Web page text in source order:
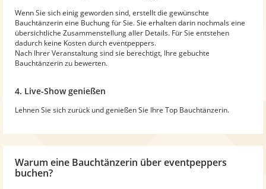
Wenn Sie sich einig geworden sind, erstellt die gewünschte
Bauchtänzerin eine Buchung für Sie. Sie erhalten darin nochmals eine
übersichtliche Zusammenstellung aller Details. Für Sie entstehen
dadurch keine Kosten durch eventpeppers.
Nach Ihrer Veranstaltung sind sie berechtigt, Ihre gebuchte
Bauchtänzerin zu bewerten.
4. Live-Show genießen
Lehnen Sie sich zurück und genießen Sie Ihre Top Bauchtänzerin.
Warum eine Bauchtänzerin über eventpeppers
buchen?